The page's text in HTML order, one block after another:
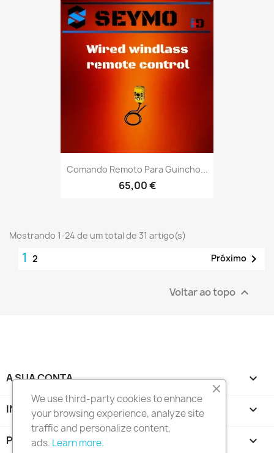
Comando Remoto Para Guincho...
65,00 €
Mostrando 1-24 de um total de 31 artigo(s)
1 2 Próximo 
Voltar ao topo 
A SUA CONTA 
INFORMAÇÃO DA LOJA keyboard_arrow_down
PRODUTOS 
We use third-party cookies to enhance
your browsing experience, analyze site
traffic and personalize content,
ads. Learn more.